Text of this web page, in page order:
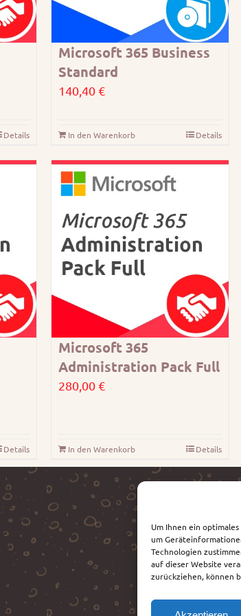
Um Ihnen ein
um
Technologien
auf dieser Website
zurückziehen, können
Details
Microsoft 365 Business
Standard
140,40€
In den Warenkorb Details
Details
Microsoft 365
Administration Pack Full
280,00€
In den Warenkorb Details